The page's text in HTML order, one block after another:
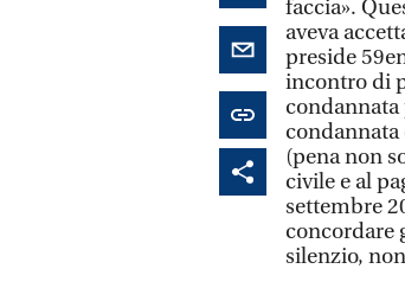
faccia».
aveva
preside
incontro di
condannata
condannata
(pena non
civile e al
settembre
concordare
silenzio,